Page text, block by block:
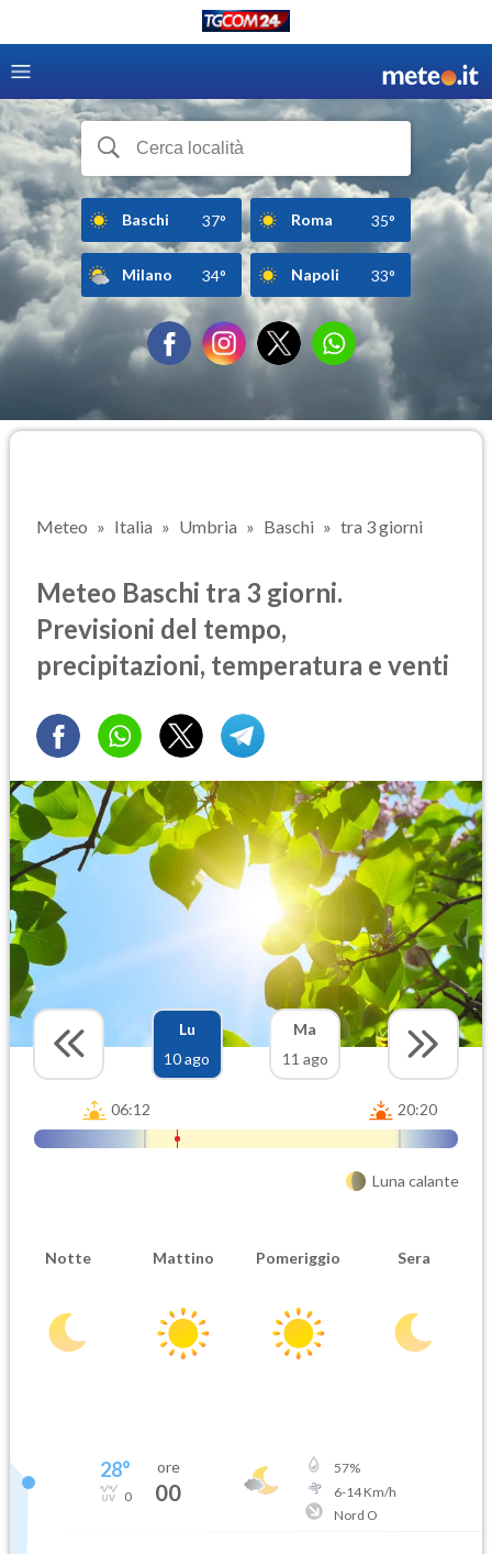
Baschi 37° Roma 35°
Milano 34° Napoli 33°
Meteo Italia Umbria Baschi tra 3 giorni
Meteo Baschi tra 3 giorni.
Previsioni del tempo,
precipitazioni, temperatura e venti
Lu
10 ago
Ma
11 ago
06:12 20:20
Luna calante
Notte Mattino Pomeriggio Sera
28°
0
ore
00
57%
6-14Km/h
Nord O